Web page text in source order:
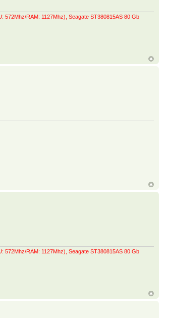
572Mhz/RAM: 1127Mhz), Seagate ST380815AS 80 Gb
572Mhz/RAM: 1127Mhz), Seagate ST380815AS 80 Gb